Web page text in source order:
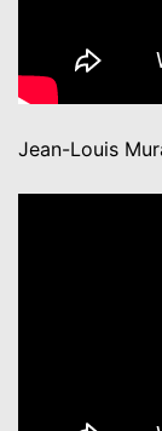
Jean-Louis